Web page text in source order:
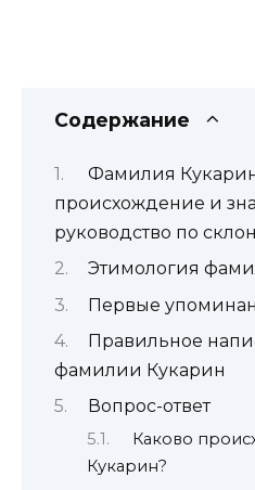
Содержание
Фамилия
происхождение и
руководство по
Этимология
Первые
Правильное
фамилии Кукарин
Вопрос-ответ
Каково
Кукарин?